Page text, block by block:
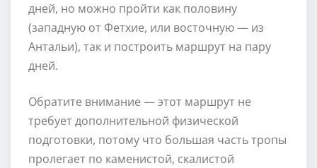
дней, но можно пройти как половину
(западную от Фетхие, или восточную — из
Антальи), так и построить маршрут на пару
дней.
Обратите внимание — этот маршрут не
требует дополнительной физической
подготовки, потому что большая часть тропы
пролегает по каменистой, скалистой